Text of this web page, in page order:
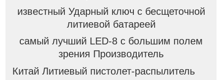
известный Ударный ключ с бесщеточной
литиевой батареей
самый лучший LED-8 с большим полем
зрения Производитель
Китай Литиевый пистолет-распылитель